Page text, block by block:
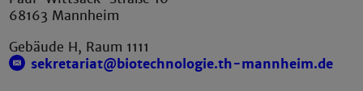
68163 Mannheim
Gebäude H, Raum 1111
sekretariat@biotechnologie.th-mannheim.de